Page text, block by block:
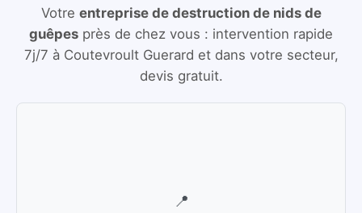
Votre entreprise de destruction de nids de
guêpes près de chez vous : intervention rapide
7j/7 à Coutevroult Guerard et dans votre secteur,
devis gratuit.
📍